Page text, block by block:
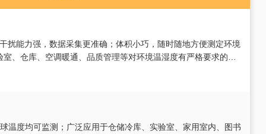
扰能力强，数据采集更准确；体积小巧，随时随地方便测定环境
、仓库、空调暖通、品质管理等对环境温湿度有严格要求的场
温度均可监测；广泛应用于仓储冷库、实验室、家用室内、图书